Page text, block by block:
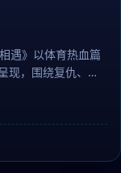
遇》以体育热血篇
现，围绕复仇、真
。
54:11